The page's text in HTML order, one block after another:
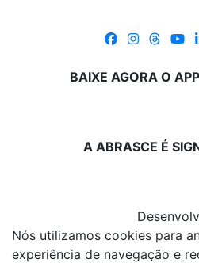
BAIXE AGORA O
A ABRASCE É
Nós utilizamos cookies para
experiência de navegação e